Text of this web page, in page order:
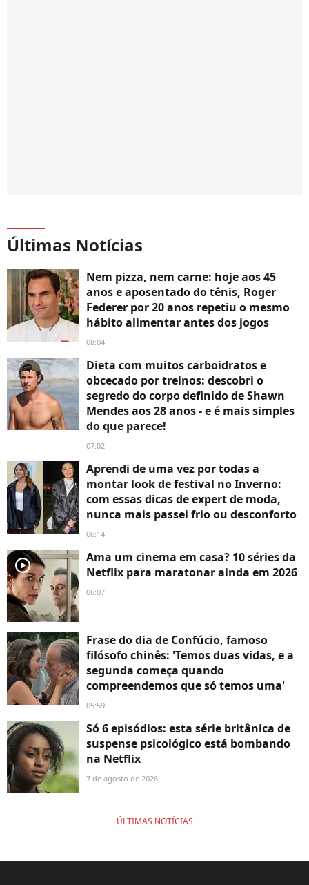
Últimas Notícias
Nem pizza, nem carne: hoje aos 45
anos e aposentado do tênis, Roger
Federer por 20 anos repetiu o mesmo
hábito alimentar antes dos jogos
08:04
Dieta com muitos carboidratos e
obcecado por treinos: descobri o
segredo do corpo definido de Shawn
Mendes aos 28 anos - e é mais simples
do que parece!
07:02
Aprendi de uma vez por todas a
montar look de festival no Inverno:
com essas dicas de expert de moda,
nunca mais passei frio ou desconforto
06:14
player2
Ama um cinema em casa? 10 séries da
Netflix para maratonar ainda em 2026
06:07
Frase do dia de Confúcio, famoso
filósofo chinês: 'Temos duas vidas, e a
segunda começa quando
compreendemos que só temos uma'
05:59
Só 6 episódios: esta série britânica de
suspense psicológico está bombando
na Netflix
7 de agosto de 2026
ÚLTIMAS NOTÍCIAS